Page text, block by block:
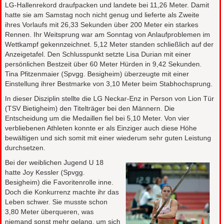
LG-Hallenrekord draufpacken und landete bei 11,26 Meter. Damit
hatte sie am Samstag noch nicht genug und lieferte als Zweite
ihres Vorlaufs mit 26,33 Sekunden über 200 Meter ein starkes
Rennen. Ihr Weitsprung war am Sonntag von Anlaufproblemen im
Wettkampf gekennzeichnet. 5,12 Meter standen schließlich auf der
Anzeigetafel. Den Schlusspunkt setzte Lisa Durian mit einer
persönlichen Bestzeit über 60 Meter Hürden in 9,42 Sekunden.
Tina Pfitzenmaier (Spvgg. Besigheim) überzeugte mit einer
Einstellung ihrer Bestmarke von 3,10 Meter beim Stabhochsprung.
In dieser Disziplin stellte die LG Neckar-Enz in Person von Lion Tür
(TSV Bietigheim) den Titelträger bei den Männern. Die
Entscheidung um die Medaillen fiel bei 5,10 Meter. Von vier
verbliebenen Athleten konnte er als Einziger auch diese Höhe
bewältigen und sich somit mit einer wiederum sehr guten Leistung
durchsetzen.
Bei der weiblichen Jugend U 18
hatte Joy Kessler (Spvgg.
Besigheim) die Favoritenrolle inne.
Doch die Konkurrenz machte ihr das
Leben schwer. Sie musste schon
3,80 Meter überqueren, was
niemand sonst mehr gelang, um sich